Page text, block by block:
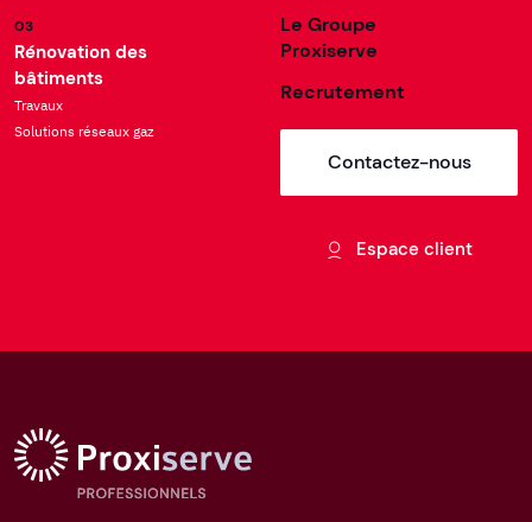
03
Rénovation des
bâtiments
Travaux
Solutions réseaux gaz
Le Groupe
Proxiserve
Recrutement
Contactez-nous
Espace client